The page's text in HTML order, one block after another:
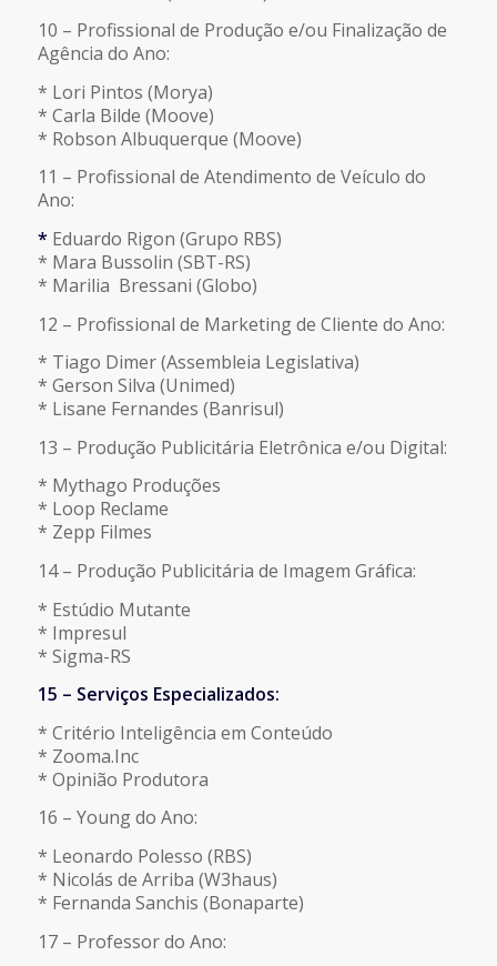
10 – Profissional de Produção e/ou Finalização de
Agência do Ano:
* Lori Pintos (Morya)
* Carla Bilde (Moove)
* Robson Albuquerque (Moove)
11 – Profissional de Atendimento de Veículo do
Ano:
* Eduardo Rigon (Grupo RBS)
* Mara Bussolin (SBT-RS)
* Marilia Bressani (Globo)
12 – Profissional de Marketing de Cliente do Ano:
* Tiago Dimer (Assembleia Legislativa)
* Gerson Silva (Unimed)
* Lisane Fernandes (Banrisul)
13 – Produção Publicitária Eletrônica e/ou Digital:
* Mythago Produções
* Loop Reclame
* Zepp Filmes
14 – Produção Publicitária de Imagem Gráfica:
* Estúdio Mutante
* Impresul
* Sigma-RS
15 – Serviços Especializados:
* Critério Inteligência em Conteúdo
* Zooma.Inc
* Opinião Produtora
16 – Young do Ano:
* Leonardo Polesso (RBS)
* Nicolás de Arriba (W3haus)
* Fernanda Sanchis (Bonaparte)
17 – Professor do Ano: